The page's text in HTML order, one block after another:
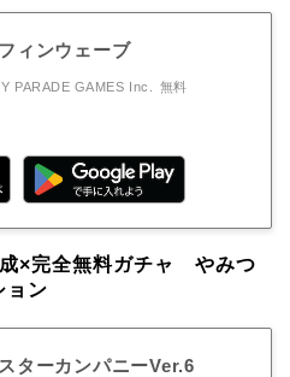
ィンウェーブ
PARADE GAMES Inc. 無料
×完全無料ガチャ やみつ
ョン
ターカンパニーVer.6